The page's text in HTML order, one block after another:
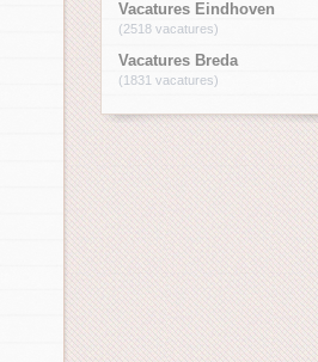
Vacatures Eindhoven
(2518 vacatures)
Vacatures Breda
(1831 vacatures)